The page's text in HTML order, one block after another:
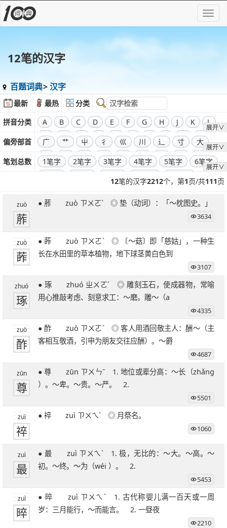
12笔的汉字
百题词典 汉字
最新 最热
分类
拼音分类
展开∨
A B C D E F G H J K
L
M
N O P Q R S T W
X
Y
Z
偏旁部首
展开∨
广 艹 屮 彳 巛 川 辶 寸
大
飞
干 工 弓 廾 囗 己 彐
彑
巾
口 全部偏旁部首
笔划总数
展开∨
1笔字 2笔字 3笔字 4笔字 5笔字
6笔字
9笔字 10笔字
11笔字
12笔字
13笔字 14笔字 15笔字
16笔字
17笔字
18笔字 19笔字 20笔字
21笔字
26笔字
27笔字
28笔字 29笔字 30笔字
31笔字
32笔字
33笔字 34笔字 35笔字
36笔字
39笔字
51笔字
12笔的汉字2212个，第1页/共111页
zuò
葄
● 葄 zuò ㄗㄨㄛˋ ◎ 垫（动词）：「～枕图史。」
3634
zuò
葃
● 葃 zuò ㄗㄨㄛˋ ◎ 〔～菇〕即「慈姑」，一种生
长在水田里的草本植物，地下球茎黄白色到
3107
zhuó
琢
● 琢 zhuó ㄓㄨㄛˊ ◎ 雕刻玉石，使成器物，常喻
用心推敲考虑、刻意求工：～磨。雕～（a
4335
zuò
酢
● 酢 zuò ㄗㄨㄛˋ ◎ 客人用酒回敬主人：酬～（主
客相互敬酒，引申为朋友交往应酬）。～爵
4687
zūn
尊
● 尊 zūn ㄗㄨㄣˉ 1. 地位或辈分高：～长（zhǎng
）。～卑。～贵。～严。 2.
5501
zuì
祽
● 祽 zuì ㄗㄨㄟˋ ◎ 月祭名。
1060
zuì
最
● 最 zuì ㄗㄨㄟˋ 1. 极，无比的：～大。～高。～
初。～终。～为（wéi ）。 2.
5453
zuì
晬
● 晬 zuì ㄗㄨㄟˋ 1. 古代称婴儿满一百天或一周
岁：三月能行，～而能言。 2. 一昼夜
2210